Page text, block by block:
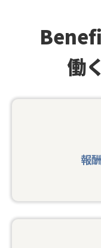
社員を知る
働く環境・制度
働
報